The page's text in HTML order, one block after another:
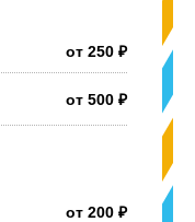
от 250 ₽
от 500 ₽
от 200 ₽